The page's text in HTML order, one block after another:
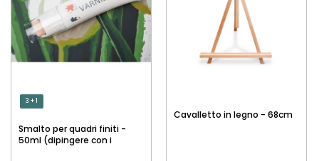
3 + 1
Smalto per quadri finiti -
50ml (dipingere con i
Cavalletto in legno - 68cm